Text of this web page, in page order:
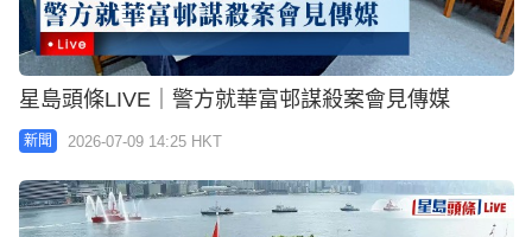
星島頭條LIVE｜警方就華富邨謀殺案會見傳媒
新聞 2026-07-09 14:25 HKT